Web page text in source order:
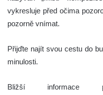
vykresluje před očima
pozorně vnímat.
Přijďte najít svou cestu do
minulosti.
Bližší informace